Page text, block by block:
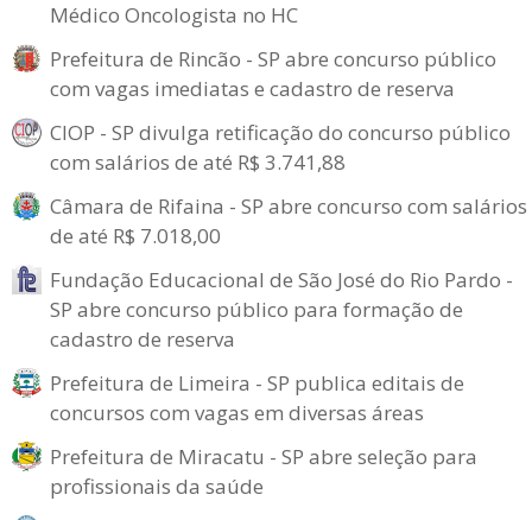
Médico Oncologista no HC
Prefeitura de Rincão - SP abre concurso público
com vagas imediatas e cadastro de reserva
CIOP - SP divulga retificação do concurso público
com salários de até R$ 3.741,88
Câmara de Rifaina - SP abre concurso com salários
de até R$ 7.018,00
Fundação Educacional de São José do Rio Pardo -
SP abre concurso público para formação de
cadastro de reserva
Prefeitura de Limeira - SP publica editais de
concursos com vagas em diversas áreas
Prefeitura de Miracatu - SP abre seleção para
profissionais da saúde